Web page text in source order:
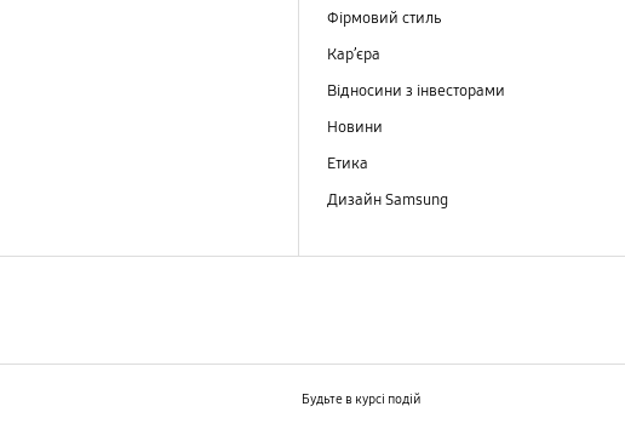
Фірмовий стиль
Кар’єра
Відносини з інвесторами
Новини
Етика
Дизайн Samsung
Будьте в курсі подій